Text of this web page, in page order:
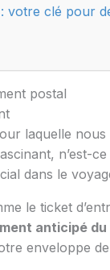
votre clé pour
postal
laquelle
n’est-
dans le
le ticket
anticipé
enveloppe